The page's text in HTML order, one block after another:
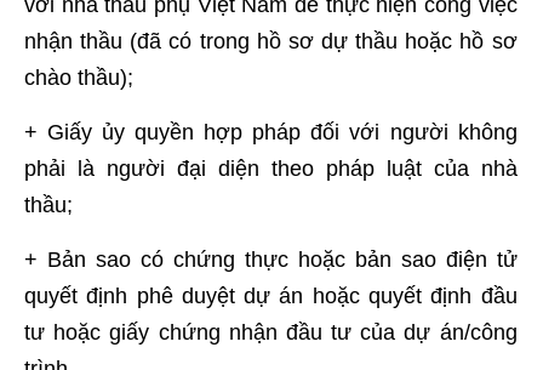
với nhà thầu phụ Việt Nam để thực hiện công việc
nhận thầu (đã có trong hồ sơ dự thầu hoặc hồ sơ
chào thầu);
+ Giấy ủy quyền hợp pháp đối với người không
phải là người đại diện theo pháp luật của nhà
thầu;
+ Bản sao có chứng thực hoặc bản sao điện tử
quyết định phê duyệt dự án hoặc quyết định đầu
tư hoặc giấy chứng nhận đầu tư của dự án/công